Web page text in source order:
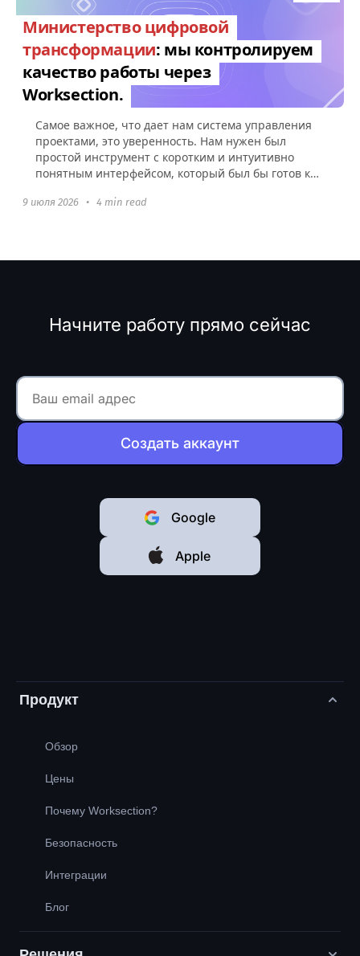
Министерство цифровой
трансформации: мы контролируем
качество работы через
Worksection.
Самое важное, что дает нам система управления
проектами, это уверенность. Нам нужен был
простой инструмент с коротким и интуитивно
понятным интерфейсом, который был бы готов к
9 июля 2026 • 4 min read
Начните работу прямо сейчас
Создать аккаунт
Google
Apple
Продукт
Обзор
Цены
Почему Worksection?
Безопасность
Интеграции
Блог